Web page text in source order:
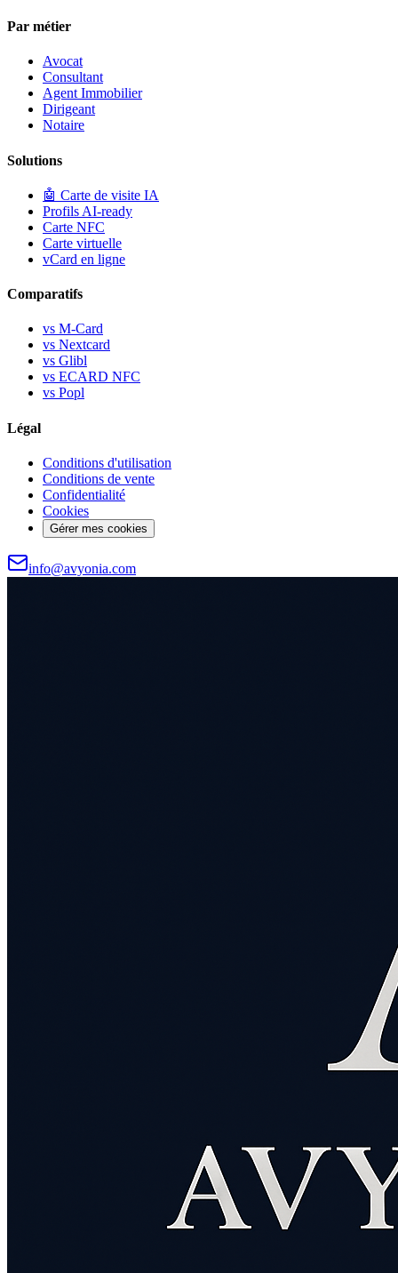
Par métier
Avocat
Consultant
Agent Immobilier
Dirigeant
Notaire
Solutions
🤖 Carte de visite IA
Profils AI-ready
Carte NFC
Carte virtuelle
vCard en ligne
Comparatifs
vs M-Card
vs Nextcard
vs Glibl
vs ECARD NFC
vs Popl
Légal
Conditions d'utilisation
Conditions de vente
Confidentialité
Cookies
Gérer mes cookies
info@avyonia.com